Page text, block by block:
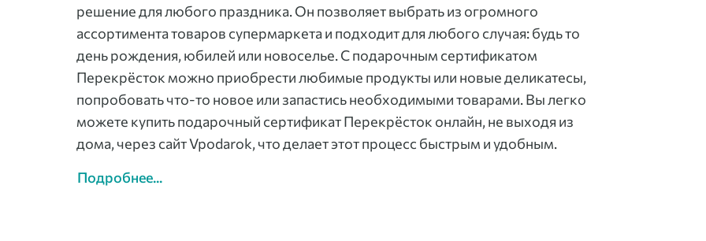
решение для любого праздника. Он позволяет выбрать из огромного
ассортимента товаров супермаркета и подходит для любого случая: будь то
день рождения, юбилей или новоселье. С подарочным сертификатом
Перекрёсток можно приобрести любимые продукты или новые деликатесы,
попробовать что-то новое или запастись необходимыми товарами. Вы легко
можете купить подарочный сертификат Перекрёсток онлайн, не выходя из
дома, через сайт Vpodarok, что делает этот процесс быстрым и удобным.
Подробнее...